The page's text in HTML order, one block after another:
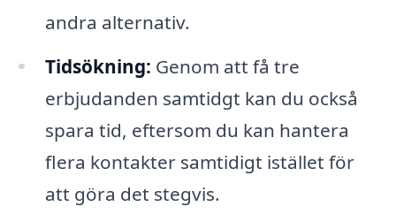
andra alternativ.
Tidsökning: Genom att få tre
erbjudanden samtidgt kan du också
spara tid, eftersom du kan hantera
flera kontakter samtidigt istället för
att göra det stegvis.